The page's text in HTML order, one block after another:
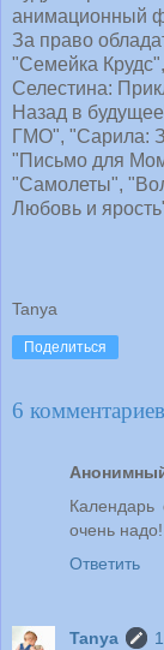
анимационный
За право
"Семейка
Селестина:
Назад в
ГМО", "Сарила:
"Письмо для
"Самолеты",
Любовь и
Tanya
Поделиться
6
Календарь
очень надо!
Ответить
Tanya